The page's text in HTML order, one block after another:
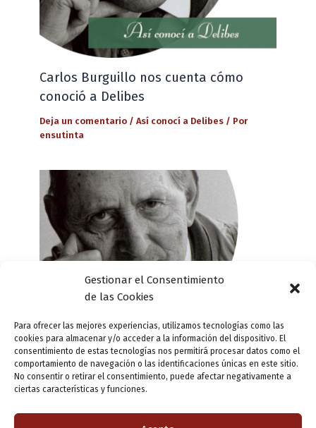
Gestionar el Consentimiento
de las Cookies
Para ofrecer las mejores experiencias, utilizamos tecnologías como las
cookies para almacenar y/o acceder a la información del dispositivo. El
consentimiento de estas tecnologías nos permitirá procesar datos como el
comportamiento de navegación o las identificaciones únicas en este sitio.
No consentir o retirar el consentimiento, puede afectar negativamente a
ciertas características y funciones.
Carlos Burguillo nos cuenta cómo
conoció a Delibes
Deja un comentario /Así conocí a Delibes / Por
ensutinta
Salvador Calvo nos cuenta cómo
conoció a Delibes